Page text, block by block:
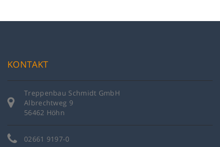
KONTAKT
Treppenbau Schmidt GmbH
Albrechtweg 9
56462 Höhn
02661 9197-0